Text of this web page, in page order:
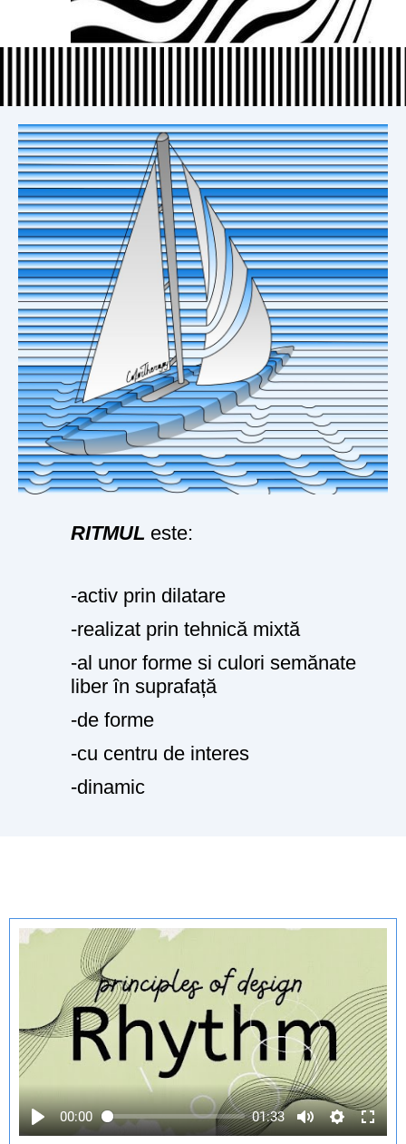
RITMUL este:
-activ prin dilatare
-realizat prin tehnică mixtă
-al unor forme si culori semănate
liber în suprafață
-de forme
-cu centru de interes
-dinamic
00:00 01:33